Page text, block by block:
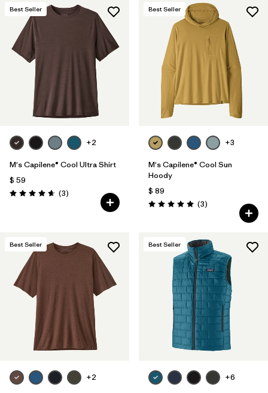
Best Seller
+2
M's Capilene® Cool Ultra Shirt
$ 59
Valoración: 4.7 / 5
(3Comentarios
)
Best Seller
+3
M's Capilene® Cool Sun
Hoody
$ 89
Valoración: 5.0 / 5
(3Comentarios
)
Best Seller
+2
Best Seller
+6